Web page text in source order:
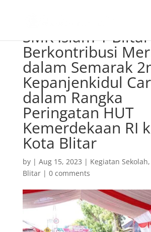
SMK Islam 1 Blitar
Berkontribusi
dalam Semarak
Kepanjenkidul
dalam Rangka
Peringatan HUT
Kemerdekaan RI
Kota Blitar
by | Aug 15, 2023 | Kegiatan Sekolah,
Blitar| 0 comments